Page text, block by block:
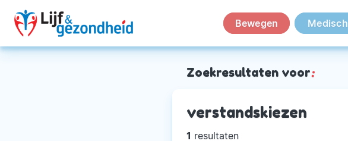
Bewegen Medisch
Zoekresultaten voor:
verstandskiezen
1 resultaten